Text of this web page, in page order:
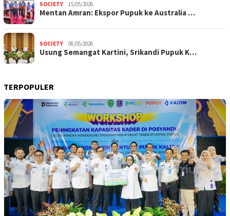
SOCIETY 15/05/2026
Mentan Amran: Ekspor Pupuk ke Australia …
SOCIETY 08/05/2026
Usung Semangat Kartini, Srikandi Pupuk K…
TERPOPULER